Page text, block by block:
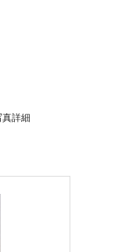
詳細